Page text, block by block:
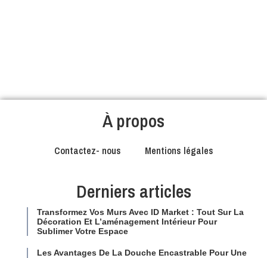
À propos
Contactez- nous Mentions légales
Derniers articles
Transformez Vos Murs Avec ID Market : Tout Sur La
Décoration Et L’aménagement Intérieur Pour
Sublimer Votre Espace
Les Avantages De La Douche Encastrable Pour Une